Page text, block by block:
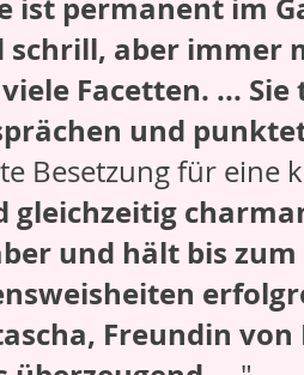
ist permanent im
aber immer
Facetten. ...
und
Besetzung für eine
gleichzeitig
und hält bis
Freundin